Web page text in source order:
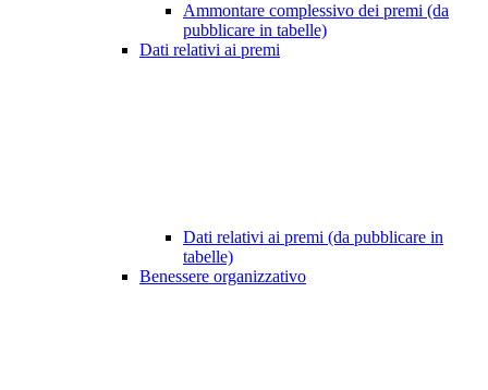
Ammontare complessivo dei premi (da
pubblicare in tabelle)
Dati relativi ai premi
Dati relativi ai premi (da pubblicare in
tabelle)
Benessere organizzativo